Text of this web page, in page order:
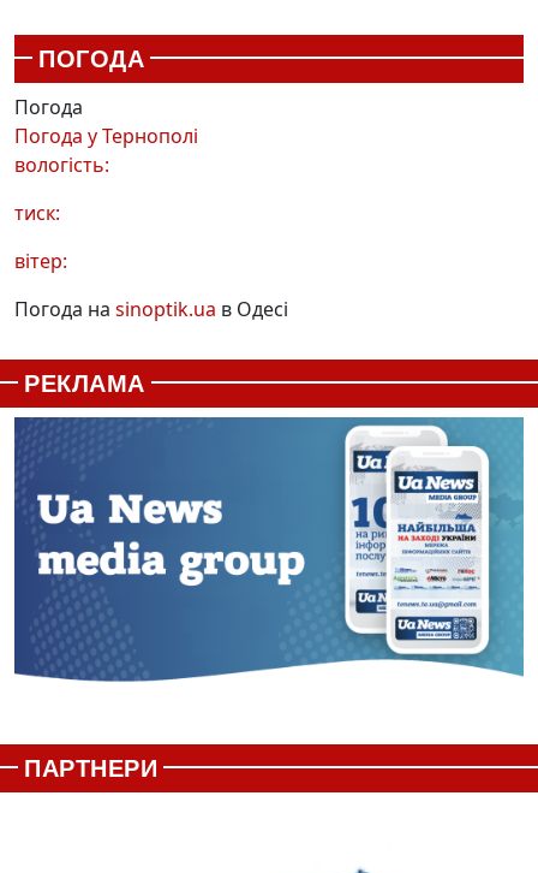
ПОГОДА
Погода
Погода уТернополі
вологість:
тиск:
вітер:
Погода на sinoptik.ua в Одесі
РЕКЛАМА
ПАРТНЕРИ